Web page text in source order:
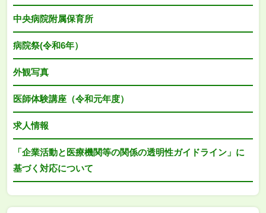
中央病院附属保育所
病院祭(令和6年）
外観写真
医師体験講座（令和元年度）
求人情報
「企業活動と医療機関等の関係の透明性ガイドライン」に
基づく対応について